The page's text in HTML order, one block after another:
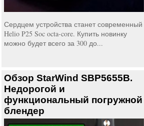
Сердцем устройства станет современный
Helio P25 Soc octa-core. Купить новинку
можно будет всего за 300 до...
Обзор StarWind SBP5655B.
Недорогой и
функциональный погружной
блендер